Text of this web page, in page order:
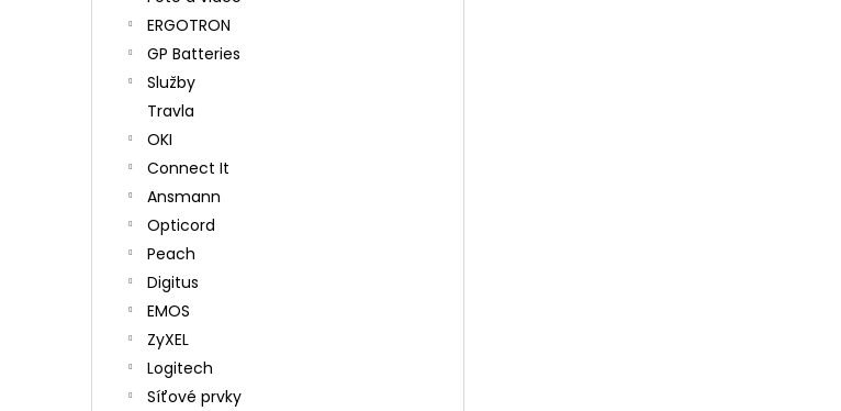
ERGOTRON
GP Batteries
Služby
Travla
OKI
Connect It
Ansmann
Opticord
Peach
Digitus
EMOS
ZyXEL
Logitech
Síťové prvky